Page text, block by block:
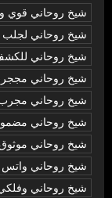
شيخ روحاني قوي
شيخ روحاني لجلب
شيخ روحاني
شيخ روحاني
شيخ روحاني
شيخ روحاني
شيخ روحاني
شيخ روحاني واتس
شيخ روحاني